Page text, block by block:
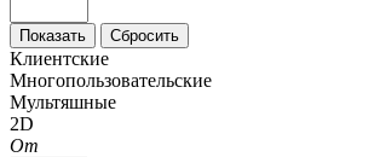
Клиентские
Многопользовательские
Мультяшные
2D
От